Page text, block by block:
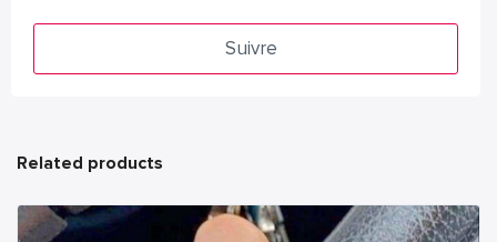
Suivre
Related products